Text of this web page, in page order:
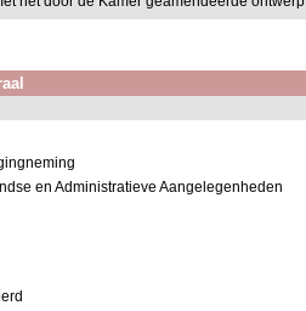
en Administratieve Aangelegenheden